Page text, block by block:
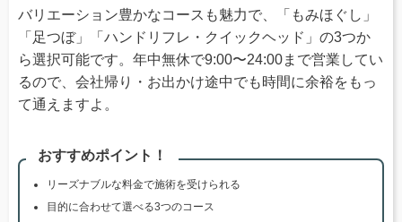
バリエーション豊かなコースも魅力で、「もみほぐし」
「足つぼ」「ハンドリフレ・クイックヘッド」の3つか
ら選択可能です。年中無休で9:00〜24:00まで営業してい
るので、会社帰り・お出かけ途中でも時間に余裕をもっ
て通えますよ。
おすすめポイント！
リーズナブルな料金で施術を受けられる
目的に合わせて選べる3つのコース